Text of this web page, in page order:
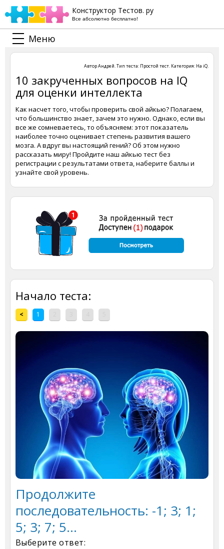
Конструктор Тестов. ру
Все абсолютно бесплатно!
Меню
АвторАндрей. Тип теста: Простой тест. Категория: На iQ.
10 закрученных вопросов на IQ
для оценки интеллекта
Как насчет того, чтобы проверить свой айкью? Полагаем,
что большинство знает, зачем это нужно. Однако, если вы
все же сомневаетесь, то объясняем: этот показатель
наиболее точно оценивает степень развития вашего
мозга. А вдруг вы настоящий гений? Об этом нужно
рассказать миру! Пройдите наш айкью тест без
регистрации с результатами ответа, наберите баллы и
узнайте свой уровень.
Начало теста:
< 1
Продолжите
последовательность: -1; 3; 1;
5; 3; 7; 5...
Выберите ответ: